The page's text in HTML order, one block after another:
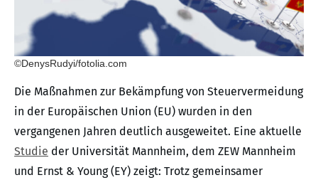
©DenysRudyi/fotolia.com
Die Maßnahmen zur Bekämpfung von Steuervermeidung
in der Europäischen Union (EU) wurden in den
vergangenen Jahren deutlich ausgeweitet. Eine aktuelle
Studie der Universität Mannheim, dem ZEW Mannheim
und Ernst & Young (EY) zeigt: Trotz gemeinsamer